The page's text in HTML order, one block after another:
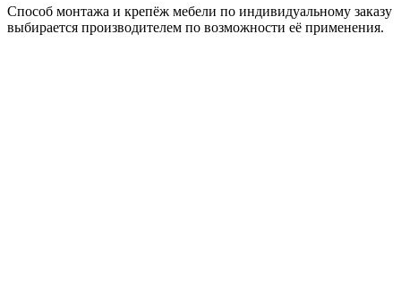
Способ монтажа и крепёж мебели по индивидуальному заказу
выбирается производителем по возможности её применения.